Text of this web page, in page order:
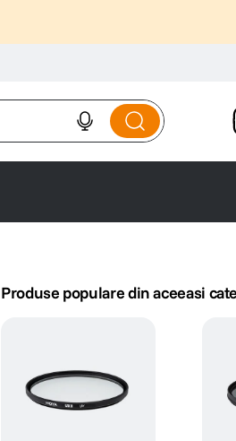
Produse populare din aceeasi